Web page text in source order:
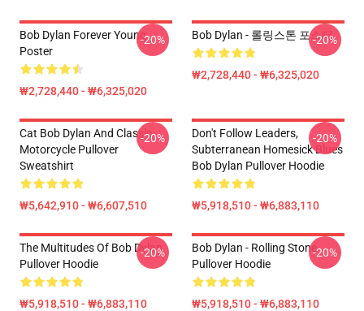
Bob Dylan Forever Young
Poster
₩2,728,440 - ₩6,325,020
-20% Bob Dylan - 롤링스톤 포스터
₩2,728,440 - ₩6,325,020
-20%
Cat Bob Dylan And Classic
Motorcycle Pullover
Sweatshirt
₩5,642,910 - ₩6,607,510
-20%
Don't Follow Leaders,
Subterranean Homesick Blues
Bob Dylan Pullover Hoodie
₩5,918,510 - ₩6,883,110
-20%
The Multitudes Of Bob Dylan
Pullover Hoodie
₩5,918,510 - ₩6,883,110
-20%
Bob Dylan - Rolling Stone
Pullover Hoodie
₩5,918,510 - ₩6,883,110
-20%